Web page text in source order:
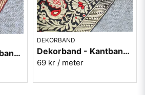
Dekorband - Kantband i textil Nr 55
DEKORBAND
Dekorband - Kantband i textil Nr 54
69 kr / meter